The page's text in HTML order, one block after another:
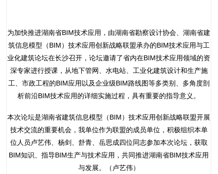
为加快推进湖南省BIM技术应用，由湖南省勘察设计协会、湖南省建
筑信息模型（BIM）技术应用创新战略联盟承办的BIM技术应用与工
业化建筑论坛在长沙召开，论坛邀请了省内在BIM技术应用领域的资
深专家进行授课，从地下管网、水电站、工业化建筑设计和生产施
工、市政工程的BIM应用以及企业级BIM路线图等多类别、多角度剖
析前沿BIM技术应用的详细实施过程，具有重要的指导意义。
本次论坛是湖南省建筑信息模型（BIM）技术应用创新战略联盟开展
技术交流的重要机会，我单位作为联盟的成员单位，积极组织本单
位人员卢艺伟、杨剑、舒青、岳思成四位同志参加本次论坛，获取
BIM知识、指导BIM生产与技术应用，共同推进湖南省BIM技术应用
与发展。（卢艺伟）